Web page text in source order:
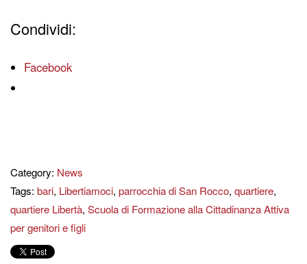
Condividi:
Facebook
Category: News
Tags: bari, Libertiamoci, parrocchia di San Rocco, quartiere,
quartiere Libertà, Scuola di Formazione alla Cittadinanza Attiva
per genitori e figli